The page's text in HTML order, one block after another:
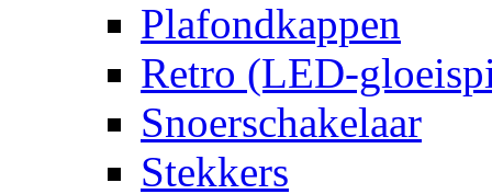
Plafondkappen
Retro (LED-
Snoerschakelaar
Stekkers